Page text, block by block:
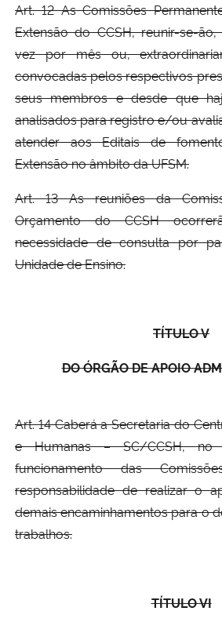
Art. 12 As Comissões
Extensão do CCSH, reunir-se-
vez por mês ou,
convocadas pelos respectivos
seus membros e desde que
analisados para registro e/ou
atender aos Editais de
Extensão no âmbito da UFSM.
Art. 13 As reuniões da
Orçamento do CCSH
necessidade de consulta por
Unidade de Ensino.
TÍTULO V
DO ÓRGÃO DE APOIO
Art. 14 Caberá a Secretaria do
e Humanas – SC/CCSH,
funcionamento das
responsabilidade de realizar o
demais encaminhamentos para o
trabalhos.
TÍTULO VI